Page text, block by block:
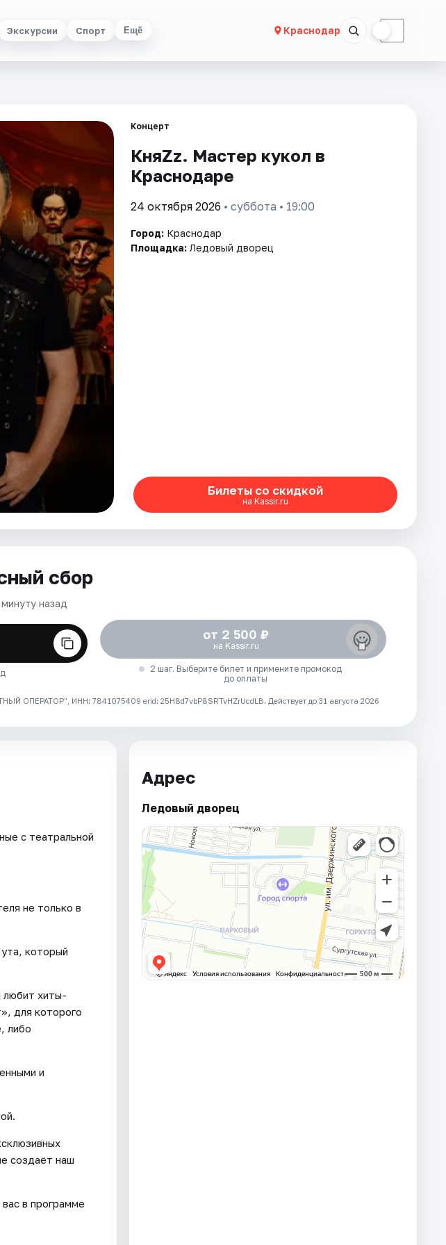
Экскурсии Спорт Ещё Краснодар ☾
Концерт
КняZz. Мастер кукол в
Краснодаре
24 октября 2026 • суббота • 19:00
Город: Краснодар
Площадка: Ледовый дворец
Билеты со скидкой
на Kassir.ru
сбор
назад
от 2 500 ₽
на Kassir.ru
2 шаг. Выберите билет и примените промокод
до оплаты
ОПЕРАТОР", ИНН: 7841075409 erid: 25H8d7vbP8SRTvHZrUcdLB. Действует до 31 августа 2026
с театральной
не только в
который
любит хиты-
для которого
либо
и
создаёт наш
в программе
Адрес
Ледовый дворец